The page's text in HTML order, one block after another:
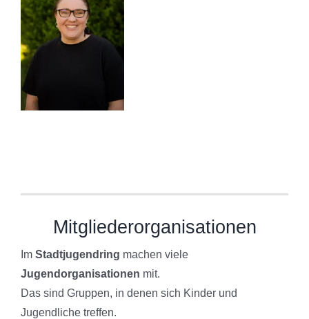
Mitgliederorganisationen
Im Stadtjugendring machen viele
Jugendorganisationen mit.
Das sind Gruppen, in denen sich Kinder und
Jugendliche treffen.